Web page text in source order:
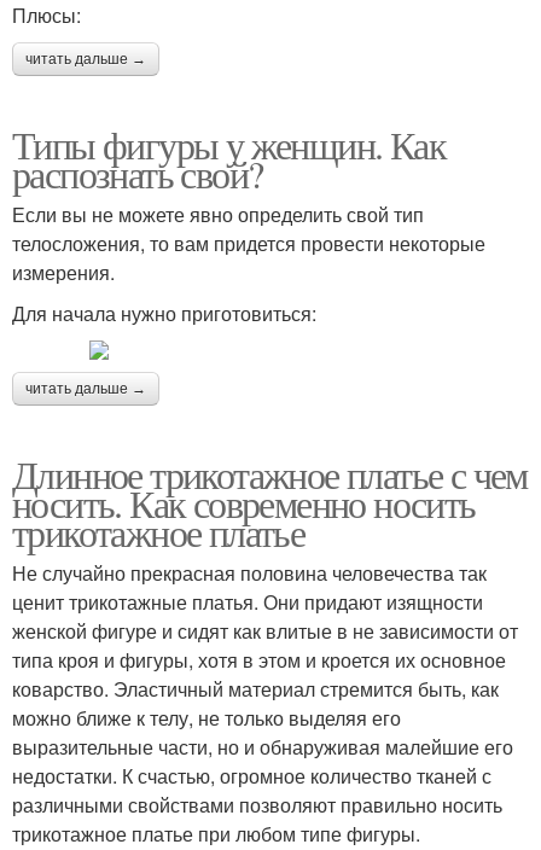
Плюсы:
читать дальше →
Типы фигуры у женщин. Как
распознать свой?
Если вы не можете явно определить свой тип
телосложения, то вам придется провести некоторые
измерения.
Для начала нужно приготовиться:
читать дальше →
Длинное трикотажное платье с чем
носить. Как современно носить
трикотажное платье
Не случайно прекрасная половина человечества так
ценит трикотажные платья. Они придают изящности
женской фигуре и сидят как влитые в не зависимости от
типа кроя и фигуры, хотя в этом и кроется их основное
коварство. Эластичный материал стремится быть, как
можно ближе к телу, не только выделяя его
выразительные части, но и обнаруживая малейшие его
недостатки. К счастью, огромное количество тканей с
различными свойствами позволяют правильно носить
трикотажное платье при любом типе фигуры.